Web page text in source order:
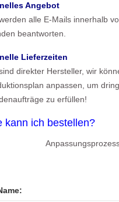
Angebot
alle E-Mails innerhalb
beantworten.
Lieferzeiten
direkter Hersteller, wir
anpassen, um
zu erfüllen!
kann ich bestellen?